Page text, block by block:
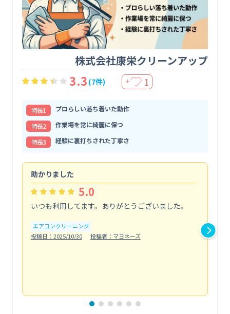
株式会社康栄クリーンアップ
3.3 (7件) ＋ 1
特⻑1
プロらしい落ち着いた動作
特⻑2
作業場を常に綺麗に保つ
特⻑3
経験に裏打ちされた丁寧さ
助かりました
5.0
いつも利用してます。ありがとうございました。
エアコンクリーニング
投稿日：2025/10/30
投稿者：マヨネーズ